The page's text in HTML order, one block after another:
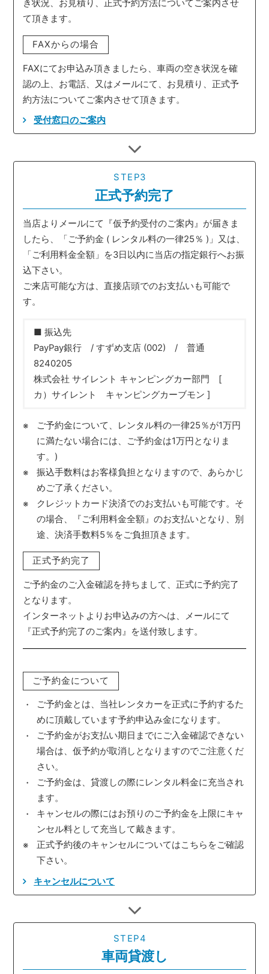
き状況、お見積り、正式予約方法についてご案内させ
て頂きます。
FAXからの場合
FAXにてお申込み頂きましたら、車両の空き状況を確
認の上、お電話、又はメールにて、お見積り、正式予
約方法についてご案内させて頂きます。
受付窓口のご案内
STEP3
正式予約完了
当店よりメールにて『仮予約受付のご案内』が届きま
したら、「ご予約金 ( レンタル料の一律25％ )」又は、
「ご利用料金全額」を3日以内に当店の指定銀行へお振
込下さい。
ご来店可能な方は、直接店頭でのお支払いも可能で
す。
■ 振込先
PayPay銀行 / すずめ支店 (002) / 普通
8240205
株式会社 サイレント キャンピングカー部門 [
カ）サイレント キャンピングカーブモン ]
ご予約金について、レンタル料の一律25％が1万円
に満たない場合には、ご予約金は1万円となりま
す。)
振込手数料はお客様負担となりますので、あらかじ
めご了承ください。
クレジットカード決済でのお支払いも可能です。そ
の場合、『ご利用料金全額』のお支払いとなり、別
途、決済手数料5％をご負担頂きます。
正式予約完了
ご予約金のご入金確認を持ちまして、正式に予約完了
となります。
インターネットよりお申込みの方へは、メールにて
『正式予約完了のご案内』を送付致します。
ご予約金について
ご予約金とは、当社レンタカーを正式に予約するた
めに頂戴しています予約申込み金になります。
ご予約金がお支払い期日までにご入金確認できない
場合は、仮予約が取消しとなりますのでご注意くだ
さい。
ご予約金は、貸渡しの際にレンタル料金に充当され
ます。
キャンセルの際にはお預りのご予約金を上限にキャ
ンセル料として充当して戴きます。
正式予約後のキャンセルについてはこちらをご確認
下さい。
キャンセルについて
STEP4
車両貸渡し